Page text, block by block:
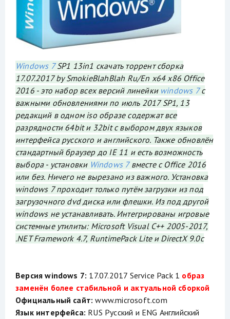
Windows 7SP1 13in1 скачать торрент сборка
17.07.2017 by SmokieBlahBlah Ru/En x64 x86 Office
2016 - это набор всех версий линейки windows 7с
важными обновлениями по июль 2017 SP1, 13
редакций в одном iso образе содержат все
разрядности 64bit и 32bit с выбором двух языков
интерфейса русского и английского. Также обновлён
стандартный браузер до IE 11 и есть возможность
выбора - установки Windows 7вместе с Office 2016
или без. Ничего не вырезано из важного. Установка
windows 7 проходит только путём загрузки из под
загрузочного dvd диска или флешки. Из под другой
windows не устанавливать. Интегрированы игровые
системные утилиты: Microsoft Visual C++ 2005-2017,
.NET Framework 4.7, RuntimePack Lite и DirectX 9.0c
Версия windows 7: 17.07.2017 Service Pack 1 образ
заменён более стабильной и актуальной сборкой
Официальный сайт:www.microsoft.com
Язык интерфейса: RUS Русский и ENG Английский